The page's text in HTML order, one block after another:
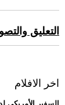
التعليق
اخر الافلام